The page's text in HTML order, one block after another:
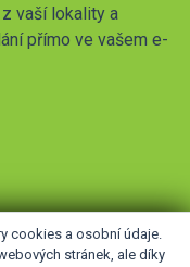
vaší lokality a
přímo ve vašem e-
cookies a osobní údaje.
stránek, ale díky